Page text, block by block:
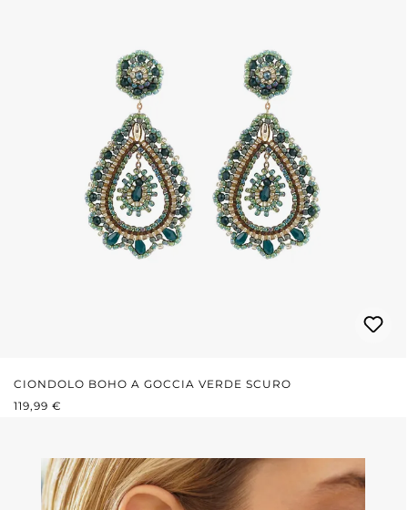
CIONDOLO BOHO A GOCCIA VERDE SCURO
PREZZO NORMALE:
119,99 €